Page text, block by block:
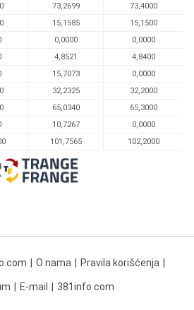
73,2699
73,4000
15,1585
15,1500
0,0000
0,0000
4,8521
4,8400
15,7073
0,0000
32,2325
32,2000
65,0340
65,3000
10,7267
0,0000
101,7565 102,2000
O nama Pravila korišćenja
E-mail 381info.com